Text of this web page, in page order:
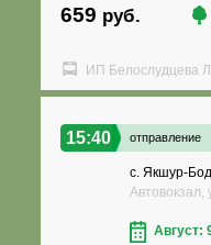
659 руб.
ИП Белослудцева
15:40 отправление
с. Якшур-
Август: